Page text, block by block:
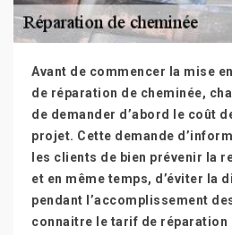
Avant de commencer la mise
de réparation de cheminée,
de demander d’abord le coût
projet. Cette demande
les clients de bien prévenir la
et en même temps, d’éviter la
pendant l’accomplissement
connaitre le tarif de réparation